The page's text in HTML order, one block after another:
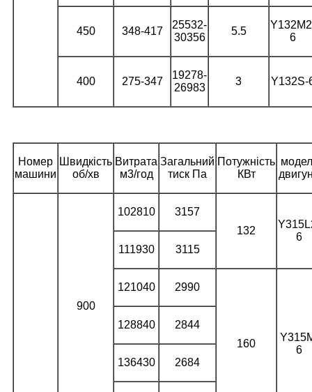
450 348-417
25532-
30356
5.5
6
400 275-347
19278-
26983
3 Y132S-
Номер
машини
Швидкість
об/хв
Витрата
м3/год
Загальний
тиск Па
Потужність
КВт
900
102810
3157
132
6
111930
3115
121040 2990
160
6
128840 2844
136430 2684